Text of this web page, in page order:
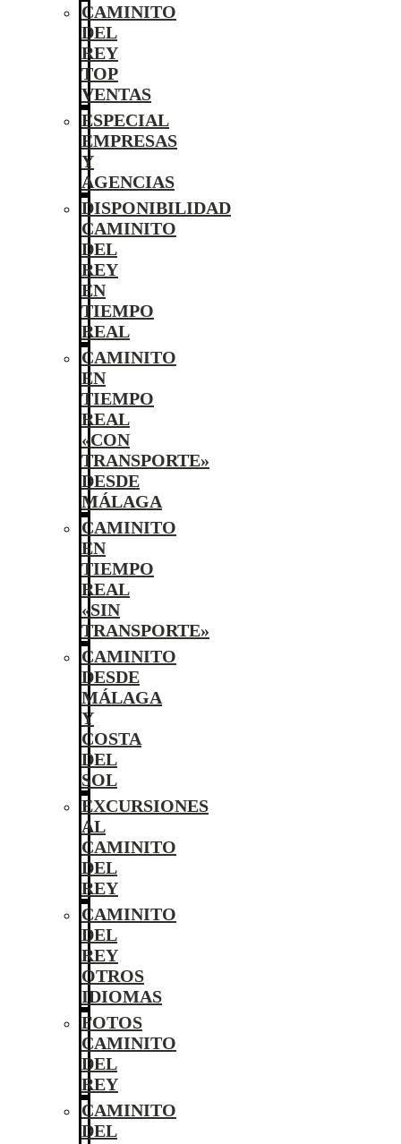
CAMINITO
DEL
REY
TOP
VENTAS
ESPECIAL
EMPRESAS
Y
AGENCIAS
DISPONIBILIDAD
CAMINITO
DEL
REY
EN
TIEMPO
REAL
CAMINITO
EN
TIEMPO
REAL
«CON
TRANSPORTE»
DESDE
MÁLAGA
CAMINITO
EN
TIEMPO
REAL
«SIN
TRANSPORTE»
CAMINITO
DESDE
MÁLAGA
Y
COSTA
DEL
SOL
EXCURSIONES
AL
CAMINITO
DEL
REY
CAMINITO
DEL
REY
OTROS
IDIOMAS
FOTOS
CAMINITO
DEL
REY
CAMINITO
DEL